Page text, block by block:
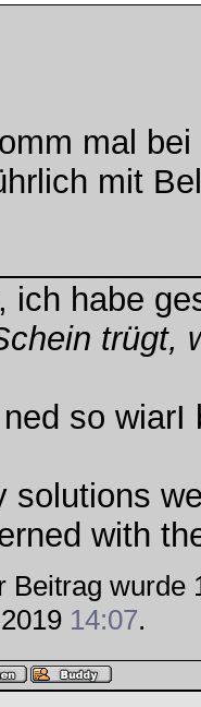
mal
mit
ich habe
trügt,
so wiarI
solutions
with
Beitrag wurde
14:07.